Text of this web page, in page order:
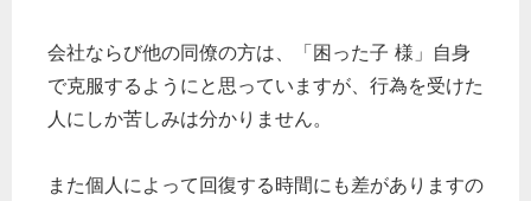
会社ならび他の同僚の方は、「困った子 様」自身
で克服するようにと思っていますが、行為を受けた
人にしか苦しみは分かりません。
また個人によって回復する時間にも差がありますの